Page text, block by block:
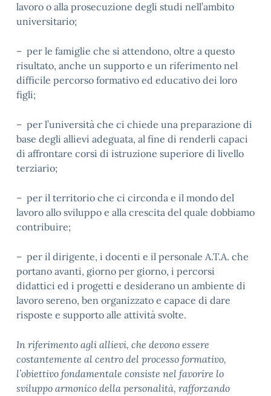
lavoro o alla prosecuzione degli studi nell’ambito
universitario;
– per le famiglie che si attendono, oltre a questo
risultato, anche un supporto e un riferimento nel
difficile percorso formativo ed educativo dei loro
figli;
– per l’università che ci chiede una preparazione di
base degli allievi adeguata, al fine di renderli capaci
di affrontare corsi di istruzione superiore di livello
terziario;
– per il territorio che ci circonda e il mondo del
lavoro allo sviluppo e alla crescita del quale dobbiamo
contribuire;
– per il dirigente, i docenti e il personale A.T.A. che
portano avanti, giorno per giorno, i percorsi
didattici ed i progetti e desiderano un ambiente di
lavoro sereno, ben organizzato e capace di dare
risposte e supporto alle attività svolte.
In riferimento agli allievi, che devono essere
costantemente al centro del processo formativo,
l’obiettivo fondamentale consiste nel favorire lo
sviluppo armonico della personalità, rafforzando